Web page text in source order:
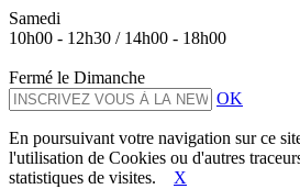
Samedi
10h00 - 12h30 / 14h00 - 18h00
Fermé le Dimanche
OK
En poursuivant votre navigation sur ce
l'utilisation de Cookies ou d'autres
statistiques de visites. X